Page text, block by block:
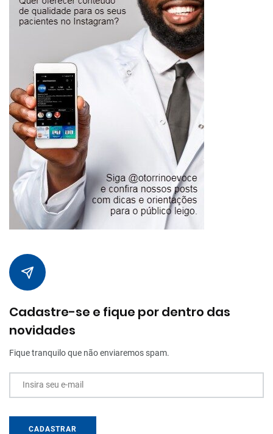
Cadastre-se e fique por dentro das
novidades
Fique tranquilo que não enviaremos spam.
Insira seu e-mail
CADASTRAR